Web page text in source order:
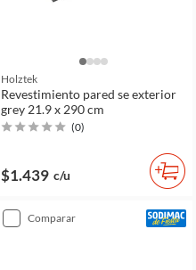
Holztek
Revestimiento pared se exterior
grey 21.9 x 290 cm
(0)
$1.439 c/u
comparar